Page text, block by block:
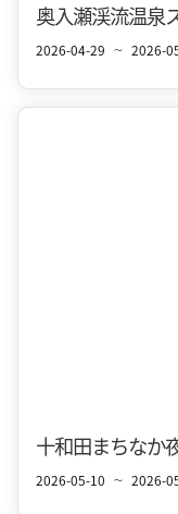
奥入瀬渓流温泉
2026-04-29 〜 2026-
十和田まちなか
2026-05-10 〜 2026-